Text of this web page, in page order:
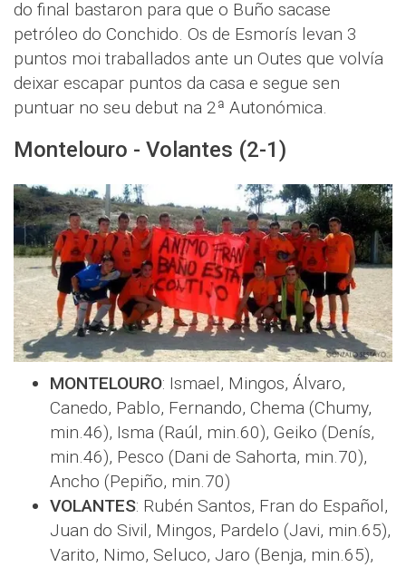
do final bastaron para que o Buño sacase
petróleo do Conchido. Os de Esmorís levan 3
puntos moi traballados ante un Outes que volvía
deixar escapar puntos da casa e segue sen
puntuar no seu debut na 2ª Autonómica.
Montelouro - Volantes (2-1)
MONTELOURO: Ismael, Mingos, Álvaro,
Canedo, Pablo, Fernando, Chema (Chumy,
min.46), Isma (Raúl, min.60), Geiko (Denís,
min.46), Pesco (Dani de Sahorta, min.70),
Ancho (Pepiño, min.70)
VOLANTES: Rubén Santos, Fran do Español,
Juan do Sivil, Mingos, Pardelo (Javi, min.65),
Varito, Nimo, Seluco, Jaro (Benja, min.65),